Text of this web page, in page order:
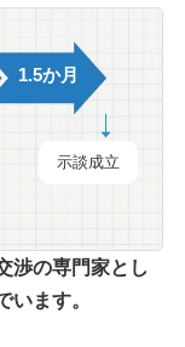
1.5か月
示談成立
渉の専門家とし
います。